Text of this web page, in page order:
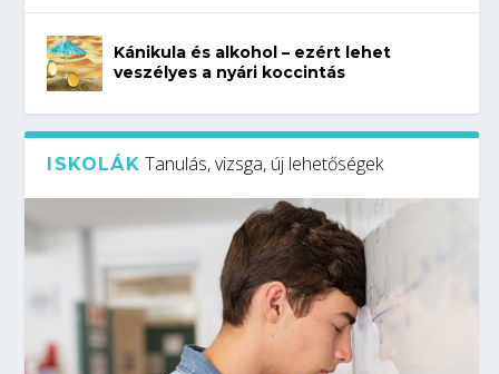
Kánikula és alkohol – ezért lehet
veszélyes a nyári koccintás
ISKOLÁK Tanulás, vizsga, új lehetőségek